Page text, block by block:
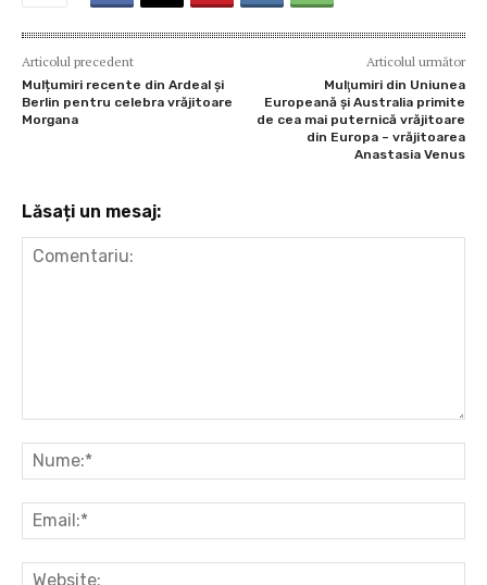
Articolul precedent
Mulțumiri recente din Ardeal și
Berlin pentru celebra vrăjitoare
Morgana
Articolul următor
Mulţumiri din Uniunea
Europeană și Australia primite
de cea mai puternică vrăjitoare
din Europa – vrăjitoarea
Anastasia Venus
Lăsați un mesaj: